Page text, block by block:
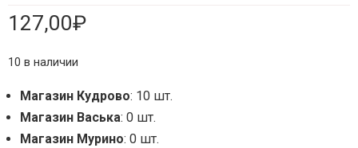
127,00₽
10 в наличии
Магазин Кудрово: 10 шт.
Магазин Васька: 0 шт.
Магазин Мурино: 0 шт.